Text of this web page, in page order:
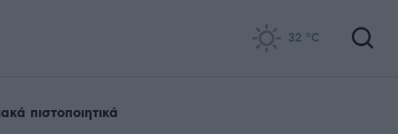
32 °C
πιστοποιητικά